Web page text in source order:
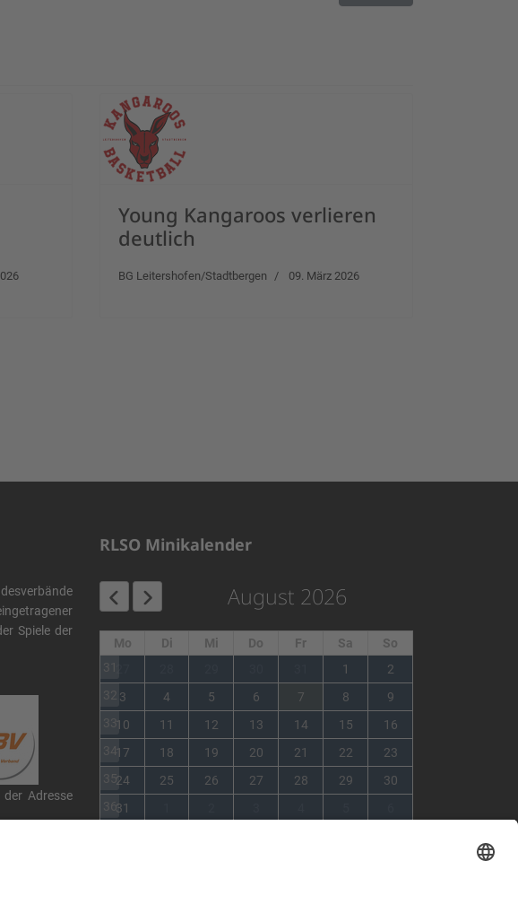
Young Kangaroos verlieren
deutlich
BG Leitershofen/Stadtbergen 09. März 2026
Spiele der
Adresse
RLSO Minikalender
August 2026
Mo Di Mi Do Fr Sa
So
31
1
2
32 3 4 5 6 7 8
9
3310 11 12 13 14 15
16
3417 18 19 20 21 22
23
3524 25 26 27 28 29
30
3631